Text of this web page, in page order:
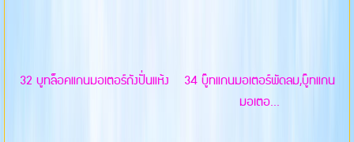
32 บูทล็อคแกนมอเตอร์ถังปั่นแห้ง
34 บู๊ทแกนมอเตอร์พัดลม,บู๊ทแกน
มอเตอ...